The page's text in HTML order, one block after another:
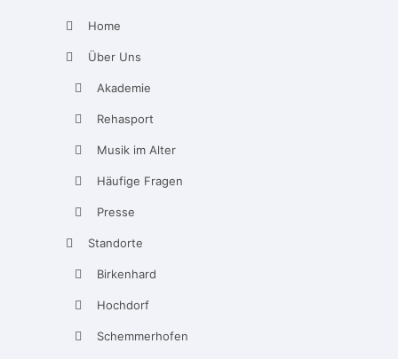
Home
Über Uns
Akademie
Rehasport
Musik im Alter
Häufige Fragen
Presse
Standorte
Birkenhard
Hochdorf
Schemmerhofen